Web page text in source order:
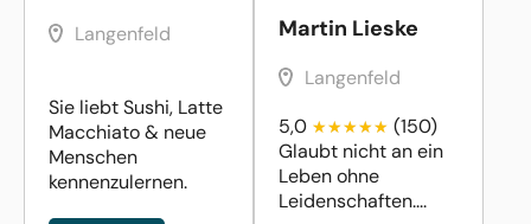
Langenfeld
Sie liebt Sushi, Latte
Macchiato & neue
Menschen
kennenzulernen.
Martin Lieske
Langenfeld
5,0
(150)
Glaubt nicht an ein
Leben ohne
Leidenschaften....